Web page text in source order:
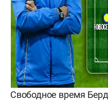
Свободное время